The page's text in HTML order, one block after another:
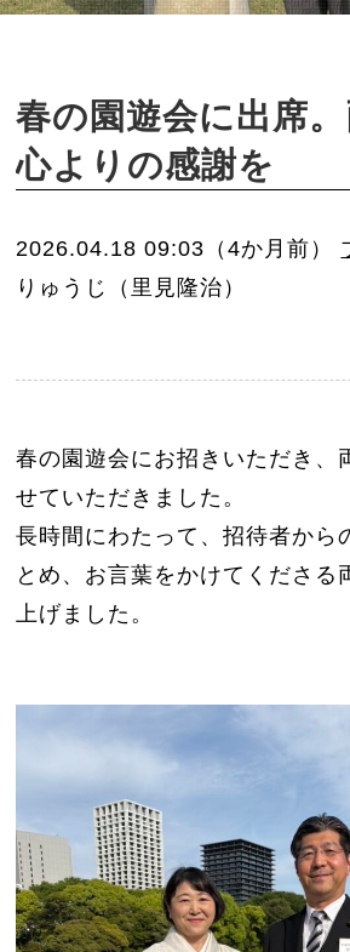
春の園遊会に出席
心よりの感謝を
2026.04.18 09:03（4か月前）
りゅうじ（里見隆治）
春の園遊会にお招きいただき、
せていただきました。
長時間にわたって、招待者から
とめ、お言葉をかけてくださる
上げました。